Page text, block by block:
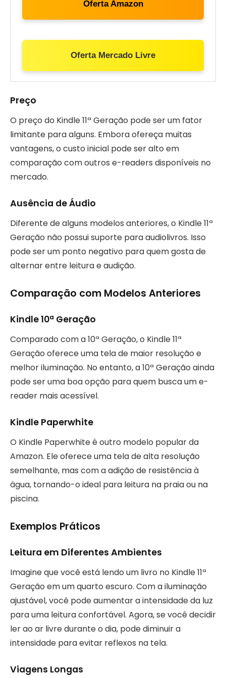
Oferta Amazon
Oferta Mercado Livre
Preço
O preço do Kindle 11ª Geração pode ser um fator
limitante para alguns. Embora ofereça muitas
vantagens, o custo inicial pode ser alto em
comparação com outros e-readers disponíveis no
mercado.
Ausência de Áudio
Diferente de alguns modelos anteriores, o Kindle 11ª
Geração não possui suporte para audiolivros. Isso
pode ser um ponto negativo para quem gosta de
alternar entre leitura e audição.
Comparação com Modelos Anteriores
Kindle 10ª Geração
Comparado com a 10ª Geração, o Kindle 11ª
Geração oferece uma tela de maior resolução e
melhor iluminação. No entanto, a 10ª Geração ainda
pode ser uma boa opção para quem busca um e-
reader mais acessível.
Kindle Paperwhite
O Kindle Paperwhite é outro modelo popular da
Amazon. Ele oferece uma tela de alta resolução
semelhante, mas com a adição de resistência à
água, tornando-o ideal para leitura na praia ou na
piscina.
Exemplos Práticos
Leitura em Diferentes Ambientes
Imagine que você está lendo um livro no Kindle 11ª
Geração em um quarto escuro. Com a iluminação
ajustável, você pode aumentar a intensidade da luz
para uma leitura confortável. Agora, se você decidir
ler ao ar livre durante o dia, pode diminuir a
intensidade para evitar reflexos na tela.
Viagens Longas